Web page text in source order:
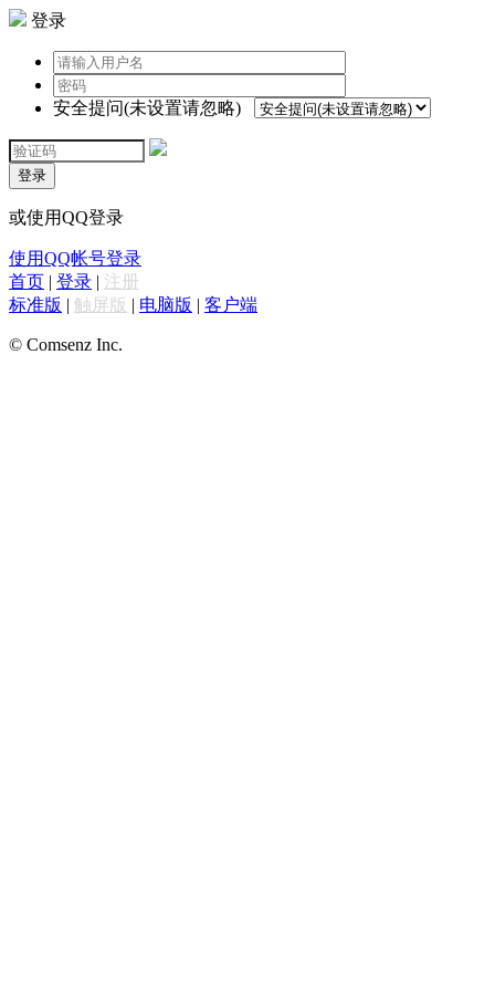
登录
安全提问(未设置请忽略)
登录
或使用QQ登录
使用QQ帐号登录
首页 | 登录 | 注册
标准版 | 触屏版 | 电脑版 | 客户端
© Comsenz Inc.